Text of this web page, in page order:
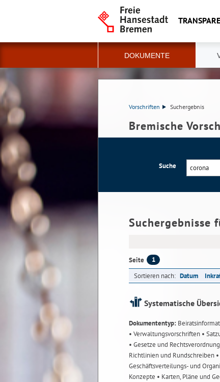
DOKUMENTE
Vorschriften Suchergebnis
Bremische
Suche
Suchergebnisse
Seite 1
Sortieren nach: Datum
Systematische
Dokumententyp:
• Verwaltungsvorschriften •
• Gesetze und
Richtlinien und Rundschreiben
Geschäftsverteilungs- und
Konzepte • Karten, Pläne und